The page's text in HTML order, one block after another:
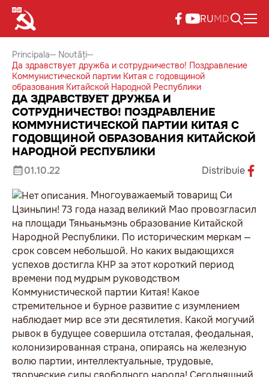
RUMD
Principala
Noutăți
Да здравствует дружба и сотрудничество! Поздравление
Коммунистической партии Китая с годовщиной
образования Китайской Народной Республики
ДА ЗДРАВСТВУЕТ ДРУЖБА И
СОТРУДНИЧЕСТВО! ПОЗДРАВЛЕНИЕ
КОММУНИСТИЧЕСКОЙ ПАРТИИ КИТАЯ С
ГОДОВЩИНОЙ ОБРАЗОВАНИЯ КИТАЙСКОЙ
НАРОДНОЙ РЕСПУБЛИКИ
01.10.22
Distribuie
Многоуважаемый товарищ Си
Цзиньпин! 73 года назад великий Мао провозгласил
на площади Тяньаньмэнь образование Китайской
Народной Республики. По историческим меркам —
срок совсем небольшой. Но каких выдающихся
успехов достигла КНР за этот короткий период
времени под мудрым руководством
Коммунистической партии Китая! Какое
стремительное и бурное развитие с изумлением
наблюдает мир все эти десятилетия. Какой могучий
рывок в будущее совершила отсталая, феодальная,
колонизированная страна, опираясь на железную
волю партии, интеллектуальные, трудовые,